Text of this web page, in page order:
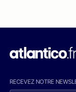
RECEVEZ NOTRE